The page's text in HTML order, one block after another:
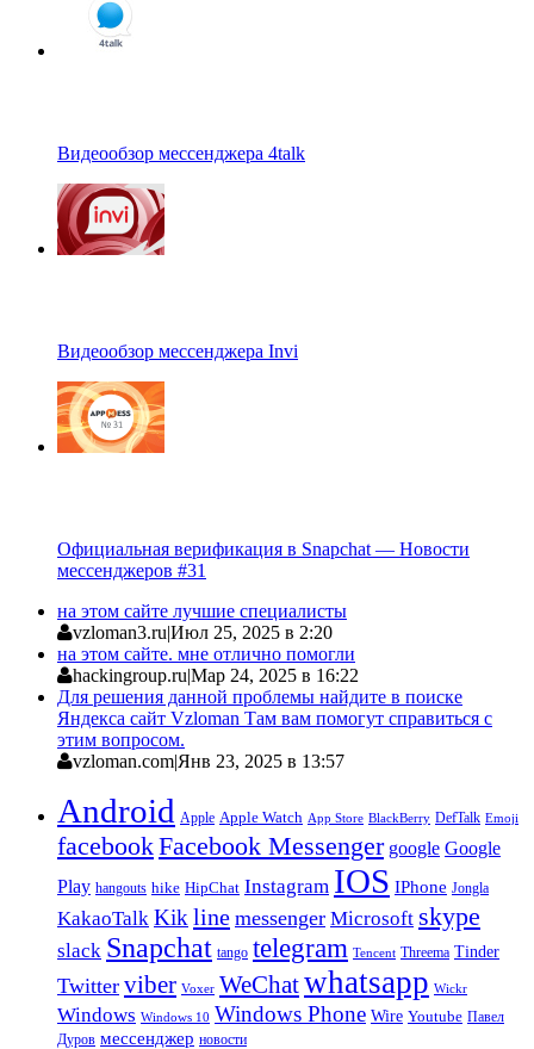
Видеообзор мессенджера 4talk
Видеообзор мессенджера Invi
Официальная верификация в Snapchat — Новости
мессенджеров #31
на этом сайте лучшие специалисты
vzloman3.ru|Июл 25, 2025 в 2:20
на этом сайте. мне отлично помогли
hackingroup.ru|Мар 24, 2025 в 16:22
Для решения данной проблемы найдите в поиске
Яндекса сайт Vzloman Там вам помогут справиться с
этим вопросом.
vzloman.com|Янв 23, 2025 в 13:57
Android Apple Apple Watch App Store BlackBerry DefTalk Emoji
facebookFacebook Messenger google Google
Play hangouts hike HipChat Instagram IOS IPhone Jongla
KakaoTalk Kik line messenger Microsoft skype
slack Snapchat tango telegram Tencent Threema Tinder
Twitter viber Voxer WeChatwhatsapp Wickr
Windows Windows 10 Windows Phone Wire Youtube Павел
Дуров мессенджер новости